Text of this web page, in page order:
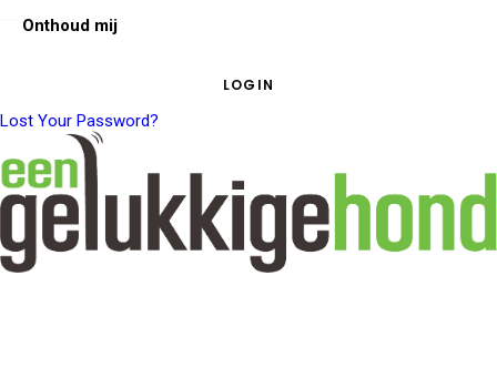
Onthoud mij
Lost Your Password?